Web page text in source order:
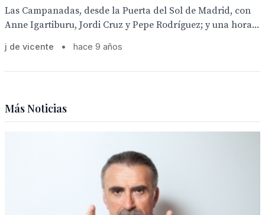
Las Campanadas, desde la Puerta del Sol de Madrid, con
Anne Igartiburu, Jordi Cruz y Pepe Rodríguez; y una hora...
j de vicente • hace 9 años
Más Noticias